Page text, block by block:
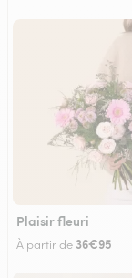
Plaisir fleuri
À partir de 36€95